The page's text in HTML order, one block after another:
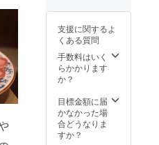
支援に関するよ
くある質問
手数料はいく
らかかります
か？
目標金額に届
かなかった場
合どうなりま
すか？